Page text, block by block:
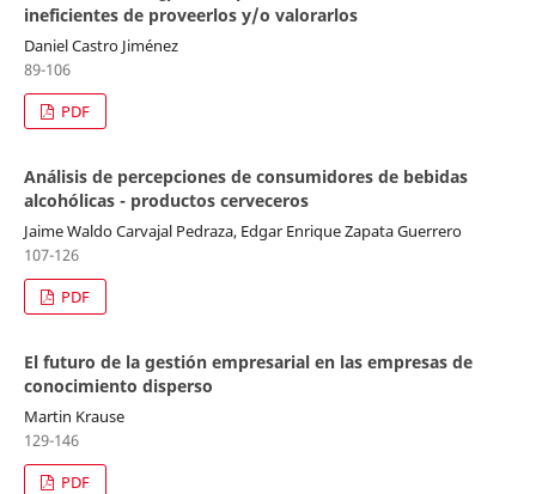
ineficientes de proveerlos y/o valorarlos
Daniel Castro Jiménez
89-106
PDF
Análisis de percepciones de consumidores de bebidas
alcohólicas - productos cerveceros
Jaime Waldo Carvajal Pedraza, Edgar Enrique Zapata Guerrero
107-126
PDF
El futuro de la gestión empresarial en las empresas de
conocimiento disperso
Martin Krause
129-146
PDF